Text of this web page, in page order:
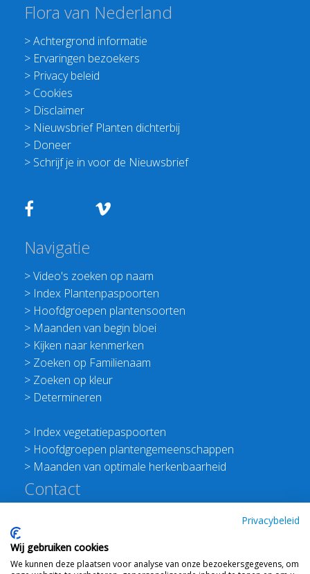
Flora van Nederland
>Achtergrond informatie
> Ervaringen bezoekers
> Privacy beleid
> Cookies
> Disclaimer
> Nieuwsbrief Planten dichterbij
> Doneer
> Schrijf je in voor de Nieuwsbrief
Navigatie
>Video's zoeken op naam
> Index Plantenpaspoorten
> Hoofdgroepen plantensoorten
> Maanden van begin bloei
> Kijken naar kenmerken
> Zoeken op Familienaam
> Zoeken op kleur
> Determineren
> Index vegetatiepaspoorten
> Hoofdgroepen plantengemeenschappen
> Maanden van optimale herkenbaarheid
Contact
E:info@floravannederland.nl
Plein 1992 70F 6221JP Maastricht
Privacybeleid
Wij gebruiken cookies
We kunnen deze plaatsen voor analyse van onze bezoekersgegevens, om